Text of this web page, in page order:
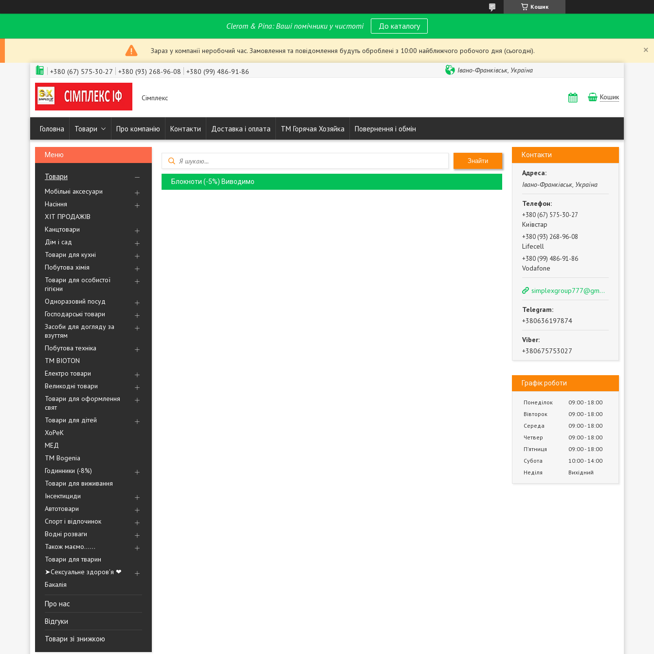
Кошик
Clerom & Pina: Ваші помічники у чистоті До каталогу
Зараз у компанії неробочий час. Замовлення та повідомлення будуть оброблені з 10:00 найближчого робочого дня (сьогодні).
+380 (67) 575-30-27 +380 (93) 268-96-08 +380 (99) 486-91-86 Івано-Франківськ, Україна
Сімплекс Кошик
Головна Товари Про компанію Контакти Доставка і оплата ТМ Горячая Хозяйка Повернення і обмін
Товари
Мобільні аксесуари
Насіння
ХІТ ПРОДАЖІВ
Канцтовари
Дім і сад
Товари для кухні
Побутова хімія
Товари для особистої
гігієни
Одноразовий посуд
Господарські товари
Засоби для догляду за
взуттям
Побутова техніка
ТМ BIOTON
Електро товари
Великодні товари
Товари для оформлення
свят
Товари для дітей
ХоРеК
МЕД
ТМ Bogenia
Годинники (-8%)
Товари для виживання
Інсектициди
Автотовари
Спорт і відпочинок
Водні розваги
Також маємо......
Товари для тварин
➤Сексуальне здоров'я ❤
Бакалія
Про нас
Відгуки
Товари зі знижкою
Знайти
Блокноти (-5%) Виводимо
Контакти
Івано-Франківськ, Україна
+380 (67) 575-30-27
Київстар
+380 (93) 268-96-08
Lifecell
+380 (99) 486-91-86
Vodafone
simplexgroup777@gmail.com
+380636197874
+380675753027
Графік роботи
Понеділок 09:00 18:00
Вівторок
09:00 18:00
Середа
09:00 18:00
Четвер
09:00 18:00
Пʼятниця
09:00 18:00
Субота
10:00 14:00
Неділя
Вихідний